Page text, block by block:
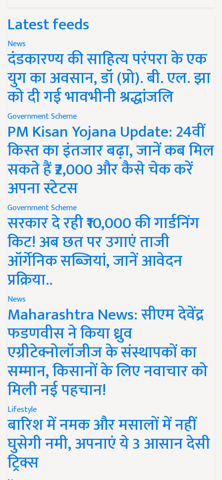
Latest feeds
News
दंडकारण्य की साहित्य परंपरा के एक
युग का अवसान, डॉ (प्रो). बी. एल. झा
को दी गई भावभीनी श्रद्धांजलि
Government Scheme
PM Kisan Yojana Update: 24वीं
किस्त का इंतजार बढ़ा, जानें कब मिल
सकते हैं ₹2,000 और कैसे चेक करें
अपना स्टेटस
Government Scheme
सरकार दे रही ₹10,000 की गार्डनिंग
किट! अब छत पर उगाएं ताजी
ऑर्गेनिक सब्जियां, जानें आवेदन
प्रक्रिया..
News
Maharashtra News: सीएम देवेंद्र
फडणवीस ने किया ध्रुव
एग्रीटेक्नोलॉजीज के संस्थापकों का
सम्मान, किसानों के लिए नवाचार को
मिली नई पहचान!
Lifestyle
बारिश में नमक और मसालों में नहीं
घुसेगी नमी, अपनाएं ये 3 आसान देसी
ट्रिक्स